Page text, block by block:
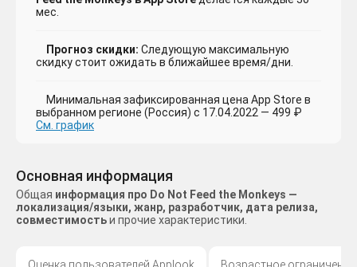
мес.
Прогноз скидки: Следующую максимальную
скидку стоит ожидать в ближайшее время/дни.
Минимальная зафиксированная цена App Store в
выбранном регионе (Россия) с 17.04.2022 — 499 ₽
См. график
Основная информация
Общая информация про Do Not Feed the Monkeys —
локализация/языки, жанр, разработчик, дата релиза,
совместимостьи прочие характеристики.